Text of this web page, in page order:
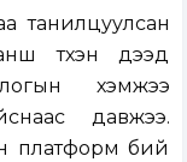
танилцуулсан
түүхэн дээд
хэмжээ
давжээ.
платформ бий